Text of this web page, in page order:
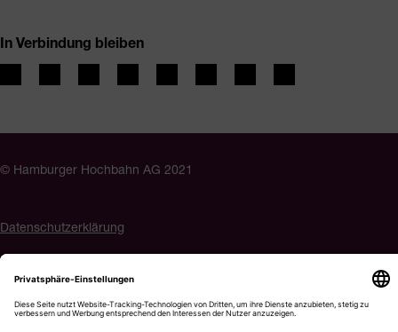
In Verbindung bleiben
© Hamburger Hochbahn AG 2021
Datenschutzerklärung
Impressum
Barrierefreiheit